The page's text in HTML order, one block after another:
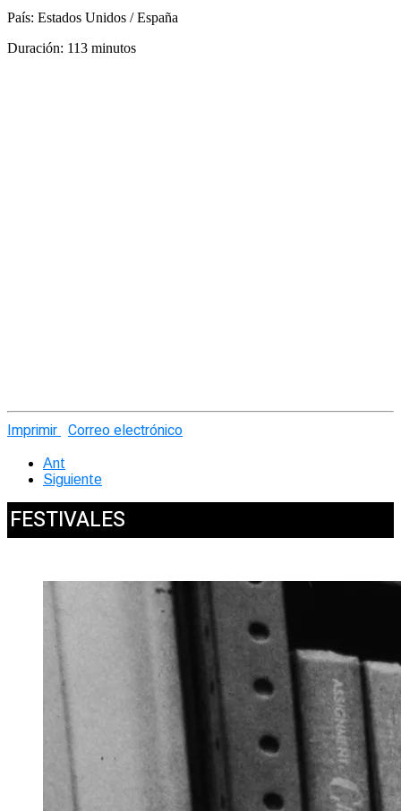
País: Estados Unidos / España
Duración: 113 minutos
Imprimir Correo electrónico
Ant
Siguiente
FESTIVALES